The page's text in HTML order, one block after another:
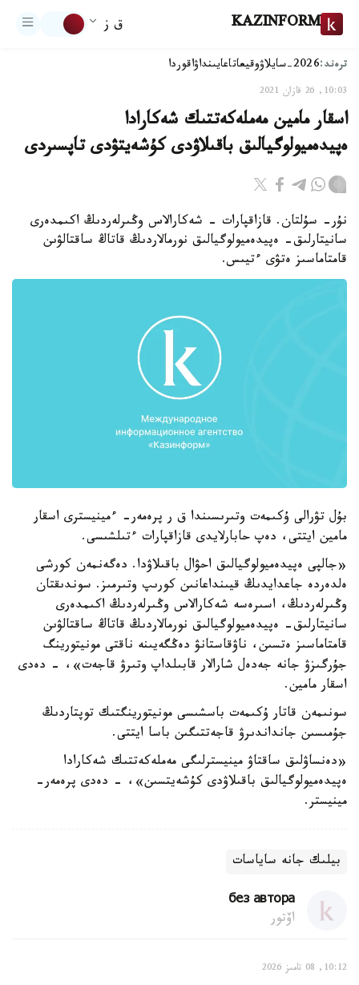
KAZINFORM ق ز
ترەند:2026-سايلاۋ وقيعاتاعايىنداۋاقوردا
10:03, 26 قازان 2021
اسقار مامين مەملەكەتتىك شەكارادا
ەپيدەميولوگيالىق باقىلاۋدى كۇشەيتۋدى تاپسىردى
نۇر- سۇلتان. قازاقپارات - شەكارالاس وڭىرلەردىڭ اكىمدەرى
سانيتارلىق- ەپيدەميولوگيالىق نورمالاردىڭ قاتاڭ ساقتالۋىن
قامتاماسىز ەتۋى ءتيىس.
بۇل تۋرالى ۇكىمەت وتىرىسىندا ق ر پرەمەر- ءمينيسترى اسقار
مامين ايتتى، دەپ حابارلايدى قازاقپارات ءتىلشىسى.
«جالپى ەپيدەميولوگيالىق احۋال باقىلاۋدا. دەگەنمەن كورشى
ەلدەردە جاعدايدىڭ قيىنداعانىن كورىپ وتىرمىز. سوندىقتان
وڭىرلەردىڭ، اسىرەسە شەكارالاس وڭىرلەردىڭ اكىمدەرى
سانيتارلىق- ەپيدەميولوگيالىق نورمالاردىڭ قاتاڭ ساقتالۋىن
قامتاماسىز ەتسىن، ناۋقاستانۋ دەڭگەيىنە ناقتى مونيتورينگ
جۇرگىزۋ جانە جەدەل شارالار قابىلداپ وتىرۋ قاجەت»، - دەدى
اسقار مامين.
سونىمەن قاتار ۇكىمەت باسشىسى مونيتورينگتىك توپتاردىڭ
جۇمىسىن جانداندىرۋ قاجەتتىگىن باسا ايتتى.
«دەنساۋلىق ساقتاۋ مينيسترلىگى مەملەكەتتىك شەكارادا
ەپيدەميولوگيالىق باقىلاۋدى كۇشەيتسىن»، - دەدى پرەمەر-
مينيستر.
بيلىك جانە ساياسات
без автора
اۆتور
10:12, 08 تامىز 2026